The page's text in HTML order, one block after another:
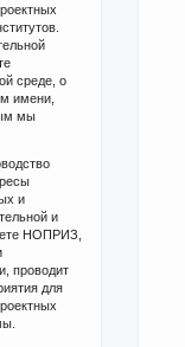
среде, о
имени,
мы
и
и
НОПРИЗ,
проводит
для